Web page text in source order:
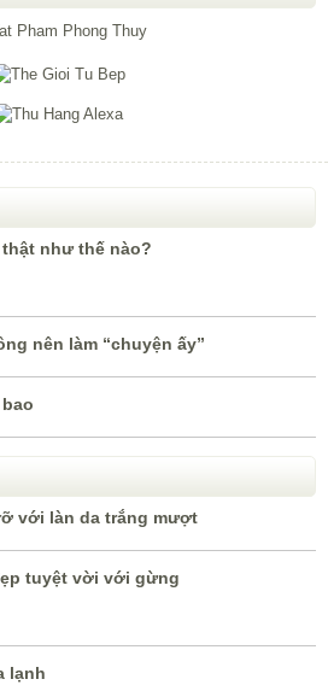
như thế nào?
nên làm “chuyện ấy”
với làn da trắng mượt
tuyệt vời với gừng
lạnh